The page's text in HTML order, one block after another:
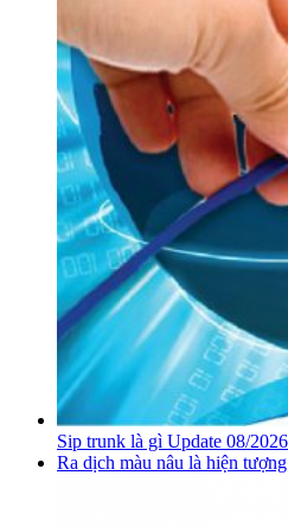
Sip trunk là gì Update 08/2026
Ra dịch màu nâu là hiện